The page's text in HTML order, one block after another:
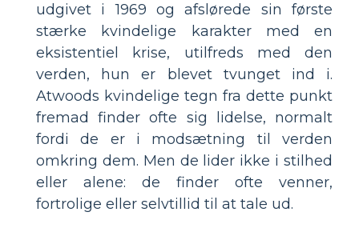
udgivet i 1969 og afslørede sin første
stærke kvindelige karakter med en
eksistentiel krise, utilfreds med den
verden, hun er blevet tvunget ind i.
Atwoods kvindelige tegn fra dette punkt
fremad finder ofte sig lidelse, normalt
fordi de er i modsætning til verden
omkring dem. Men de lider ikke i stilhed
eller alene: de finder ofte venner,
fortrolige eller selvtillid til at tale ud.